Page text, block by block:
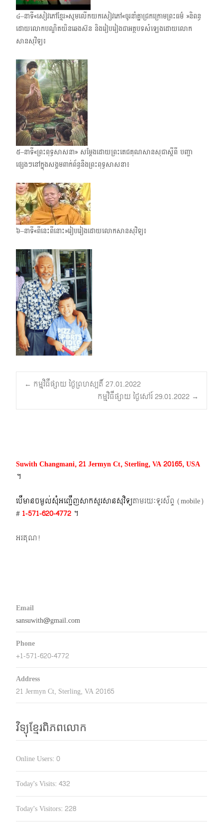
៤–នាទី«សៀវភៅខ្មែរ»សូមលើកយកសៀវភៅ«ចូរនាំគ្នាជ្រកក្រោមព្រះធម៌ »និពន្ធ
ដោយលោកបណ្ឌិត​យិនឆេងស៊ន និងរៀប​រៀងជា​អត្ថបទ​សំឡេង​ដោយលោក​
សានសុវិទ្យ៖
៥–នាទី«ព្រះពុទ្ធសាសនា» សម្តែងដោយព្រះតេជគុណសានសុជាស្តីពី បញ្ហា
ផ្សេងៗនៅក្នុងសង្គមពាក់​ព័ន្ធនឹងព្រះពុទ្ធសាសនា៖
៦–នាទី«ពីនេះពីនោះ»រៀបរៀងដោយលោកសានសុវិទ្យ៖
Post
navigation
← កម្មវិធីផ្សាយ ថ្ងៃព្រហស្បតិ៍ 27.01.2022
កម្មវិធីផ្សាយ ថ្ងៃសៅរ៍ 29.01.2022 →
Suwith Changmani, 21 Jermyn Ct, Sterling, VA 20165, USA
។​
បើមានចម្ងល់​សុំអញ្ជើញសាកសួរសានសុវិទ្យតាមរយៈទូរស័ព្ទ​ (mobile)​
# 1-571-620-4772​ ។
អរគុណ!
Email
sansuwith@gmail.com
Phone
+1-571-620-4772
Address
21 Jermyn Ct, Sterling, VA 20165
វិទ្យុខ្មែរពិភពលោក
Online Users: 0
Today's Visits: 432
Today's Visitors: 228